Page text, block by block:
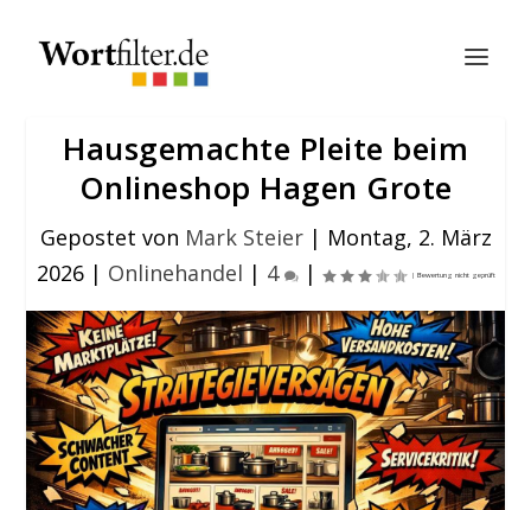
Hausgemachte Pleite beim
Onlineshop Hagen Grote
Gepostet von Mark Steier| Montag, 2. März
2026| Onlinehandel | 4 |